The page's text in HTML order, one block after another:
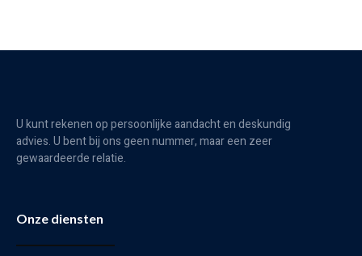
U kunt rekenen op persoonlijke aandacht en deskundig
advies. U bent bij ons geen nummer, maar een zeer
gewaardeerde relatie.
Onze diensten